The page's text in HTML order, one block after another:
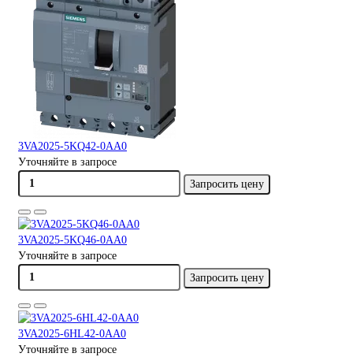
3VA2025-5KQ42-0AA0
Уточняйте в запросе
Запросить цену
3VA2025-5KQ46-0AA0
Уточняйте в запросе
Запросить цену
3VA2025-6HL42-0AA0
Уточняйте в запросе